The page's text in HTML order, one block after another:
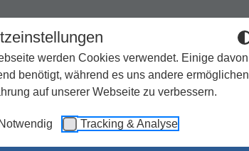
werden Cookies verwendet. Einige davon
benötigt, während es uns andere
auf unserer Webseite zu verbessern.
Tracking & Analyse
Geschenke Kirchenjahr / Lebensweg